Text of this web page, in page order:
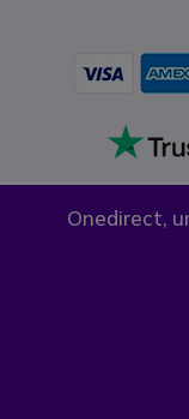
Onedirect,